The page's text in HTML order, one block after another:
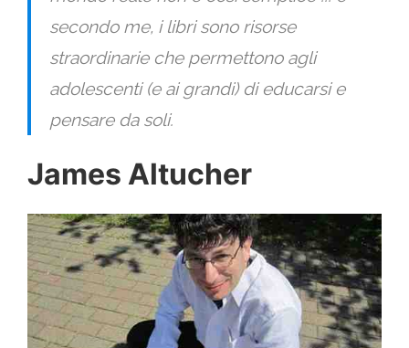
secondo me, i libri sono risorse
straordinarie che permettono agli
adolescenti (e ai grandi) di educarsi e
pensare da soli.
James Altucher